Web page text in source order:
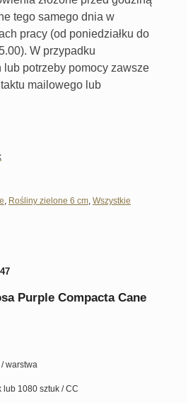
tego samego dnia w
pracy (od poniedziałku do
W przypadku
potrzeby pomocy zawsze
mailowego lub
Rośliny zielone 6 cm Wszystkie
Purple Compacta Cane
warstwa
lub 1080 sztuk / CC